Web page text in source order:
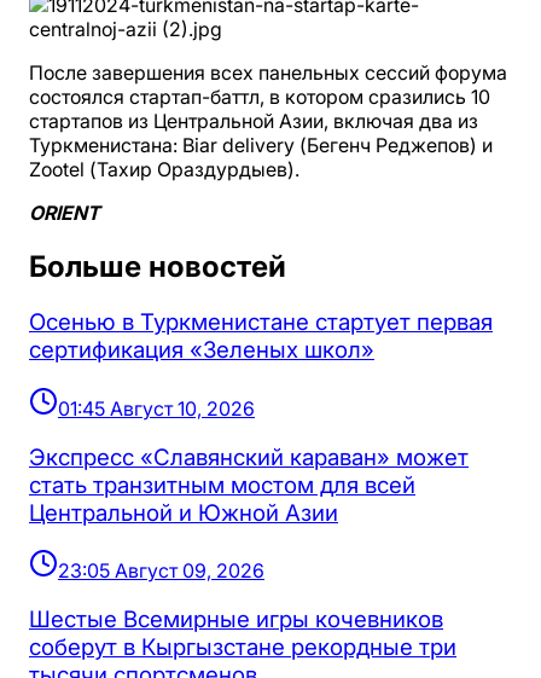
После завершения всех панельных сессий форума
состоялся стартап-баттл, в котором сразились 10
стартапов из Центральной Азии, включая два из
Туркменистана: Biar delivery (Бегенч Реджепов) и
Zootel (Тахир Ораздурдыев).
ORIENT
Больше новостей
Осенью в Туркменистане стартует первая
сертификация «Зеленых школ»
01:45 Август 10, 2026
Экспресс «Славянский караван» может
стать транзитным мостом для всей
Центральной и Южной Азии
23:05 Август 09, 2026
Шестые Всемирные игры кочевников
соберут в Кыргызстане рекордные три